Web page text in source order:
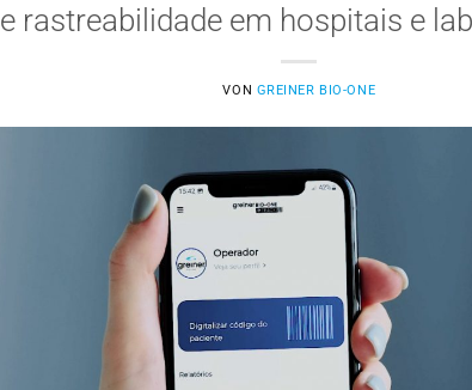
e rastreabilidade em hospitais e
VON GREINER BIO-ONE